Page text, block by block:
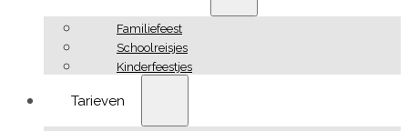
Familiefeest
Schoolreisjes
Kinderfeestjes
Tarieven